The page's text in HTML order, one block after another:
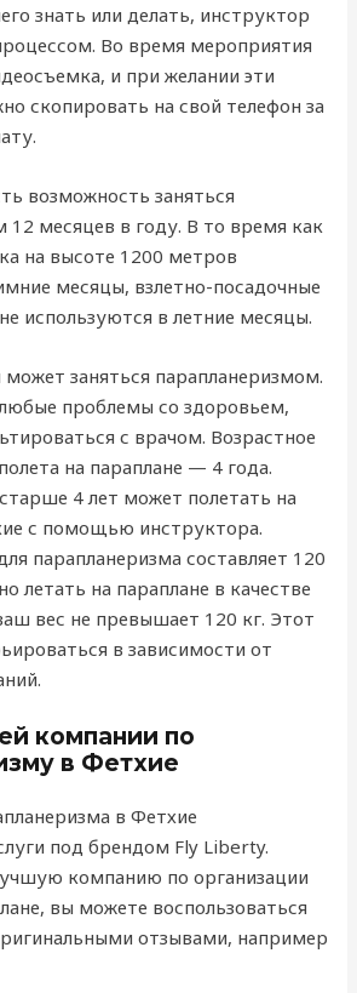
знать или делать, инструктор
Во время мероприятия
и при желании эти
скопировать на свой телефон за
возможность заняться
12 месяцев в году. В то время как
на высоте 1200 метров
месяцы, взлетно-посадочные
используются в летние месяцы.
заняться парапланеризмом.
проблемы со здоровьем,
с врачом. Возрастное
на параплане — 4 года.
4 лет может полетать на
с помощью инструктора.
парапланеризма составляет 120
летать на параплане в качестве
вес не превышает 120 кг. Этот
в зависимости от
компании по
в Фетхие
в Фетхие
под брендом Fly Liberty.
компанию по организации
вы можете воспользоваться
отзывами, например